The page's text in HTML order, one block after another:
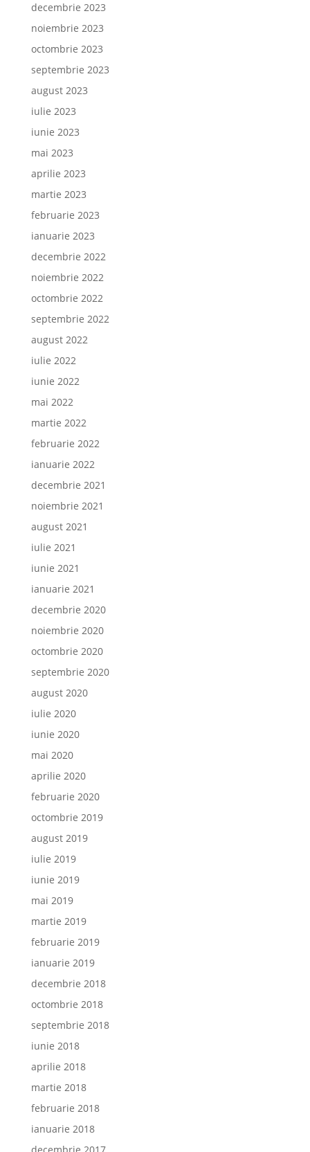
decembrie 2023
noiembrie 2023
octombrie 2023
septembrie 2023
august 2023
iulie 2023
iunie 2023
mai 2023
aprilie 2023
martie 2023
februarie 2023
ianuarie 2023
decembrie 2022
noiembrie 2022
octombrie 2022
septembrie 2022
august 2022
iulie 2022
iunie 2022
mai 2022
martie 2022
februarie 2022
ianuarie 2022
decembrie 2021
noiembrie 2021
august 2021
iulie 2021
iunie 2021
ianuarie 2021
decembrie 2020
noiembrie 2020
octombrie 2020
septembrie 2020
august 2020
iulie 2020
iunie 2020
mai 2020
aprilie 2020
februarie 2020
octombrie 2019
august 2019
iulie 2019
iunie 2019
mai 2019
martie 2019
februarie 2019
ianuarie 2019
decembrie 2018
octombrie 2018
septembrie 2018
iunie 2018
aprilie 2018
martie 2018
februarie 2018
ianuarie 2018